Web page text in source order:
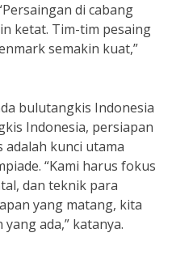
di cabang
ketat. Tim-tim pesaing
semakin kuat,”
bulutangkis Indonesia
Indonesia, persiapan
kunci utama
“Kami harus fokus
dan teknik para
yang matang, kita
ada,” katanya.